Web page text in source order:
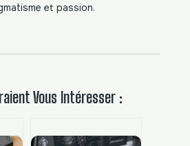
et passion.
Vous Intéresser :